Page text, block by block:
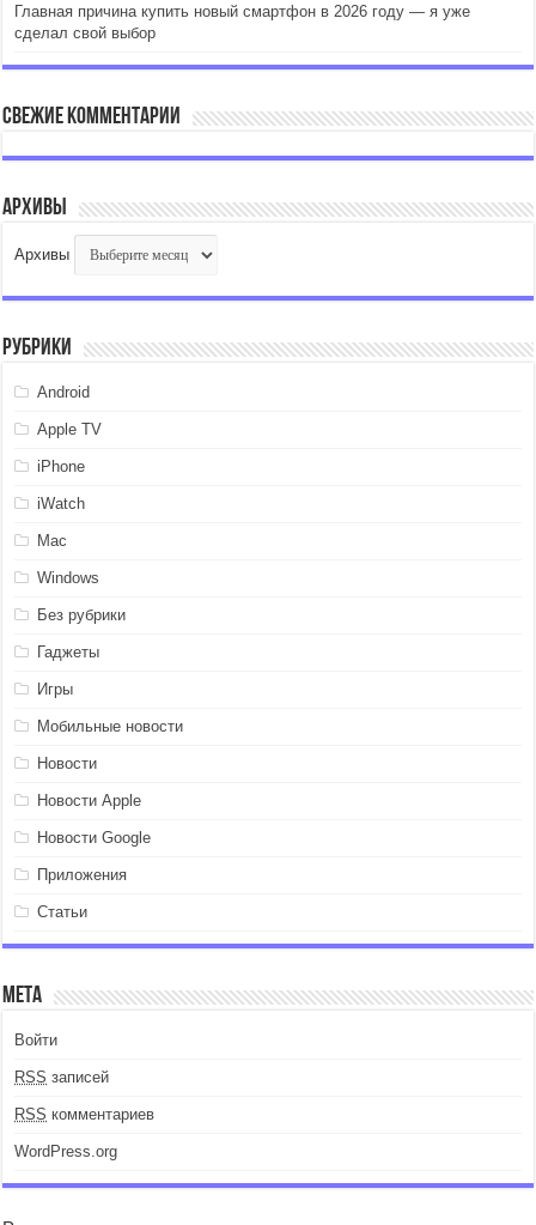
Главная причина купить новый смартфон в 2026 году — я уже
сделал свой выбор
Свежие комментарии
Архивы
Архивы
Рубрики
Android
Apple TV
iPhone
iWatch
Mac
Windows
Без рубрики
Гаджеты
Игры
Мобильные новости
Новости
Новости Apple
Новости Google
Приложения
Статьи
Мета
Войти
RSS записей
RSS комментариев
WordPress.org